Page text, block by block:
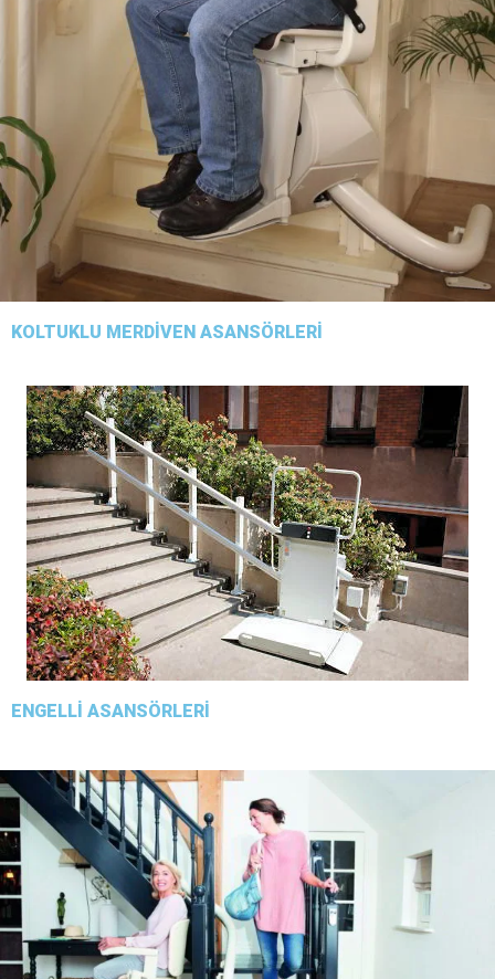
KOLTUKLU MERDİVEN ASANSÖRLERİ
ENGELLİ ASANSÖRLERİ